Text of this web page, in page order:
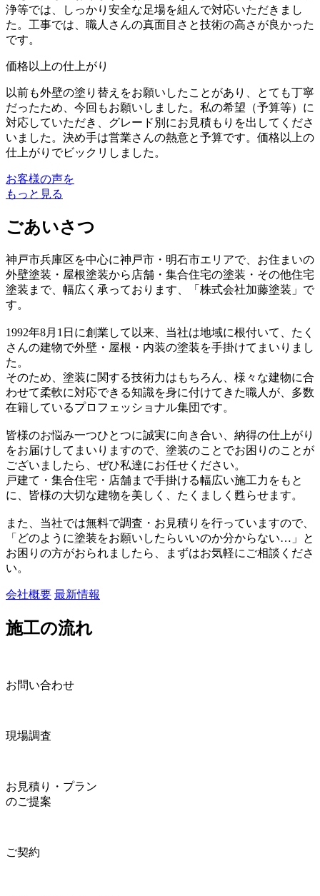
浄等では、しっかり安全な足場を組んで対応いただきまし
た。工事では、職人さんの真面目さと技術の高さが良かった
です。
価格以上の仕上がり
以前も外壁の塗り替えをお願いしたことがあり、とても丁寧
だったため、今回もお願いしました。私の希望（予算等）に
対応していただき、グレード別にお見積もりを出してくださ
いました。決め手は営業さんの熱意と予算です。価格以上の
仕上がりでビックリしました。
お客様の声を
もっと見る
ごあいさつ
神戸市兵庫区を中心に神戸市・明石市エリアで、お住まいの
外壁塗装・屋根塗装から店舗・集合住宅の塗装・その他住宅
塗装まで、幅広く承っております、「株式会社加藤塗装」で
す。
1992年8月1日に創業して以来、当社は地域に根付いて、たく
さんの建物で外壁・屋根・内装の塗装を手掛けてまいりまし
た。
そのため、塗装に関する技術力はもちろん、様々な建物に合
わせて柔軟に対応できる知識を身に付けてきた職人が、多数
在籍しているプロフェッショナル集団です。
皆様のお悩み一つひとつに誠実に向き合い、納得の仕上がり
をお届けしてまいりますので、塗装のことでお困りのことが
ございましたら、ぜひ私達にお任せください。
戸建て・集合住宅・店舗まで手掛ける幅広い施工力をもと
に、皆様の大切な建物を美しく、たくましく甦らせます。
また、当社では無料で調査・お見積りを行っていますので、
「どのように塗装をお願いしたらいいのか分からない…」と
お困りの方がおられましたら、まずはお気軽にご相談くださ
い。
会社概要 最新情報
施工の流れ
お問い合わせ
現場調査
お見積り・プラン
のご提案
ご契約